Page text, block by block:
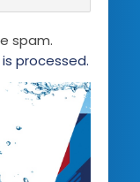
spam.
processed.